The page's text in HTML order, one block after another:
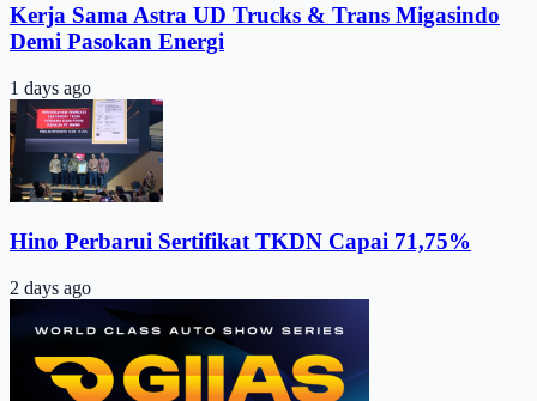
Kerja Sama Astra UD Trucks & Trans Migasindo
Demi Pasokan Energi
1 days ago
Hino Perbarui Sertifikat TKDN Capai 71,75%
2 days ago